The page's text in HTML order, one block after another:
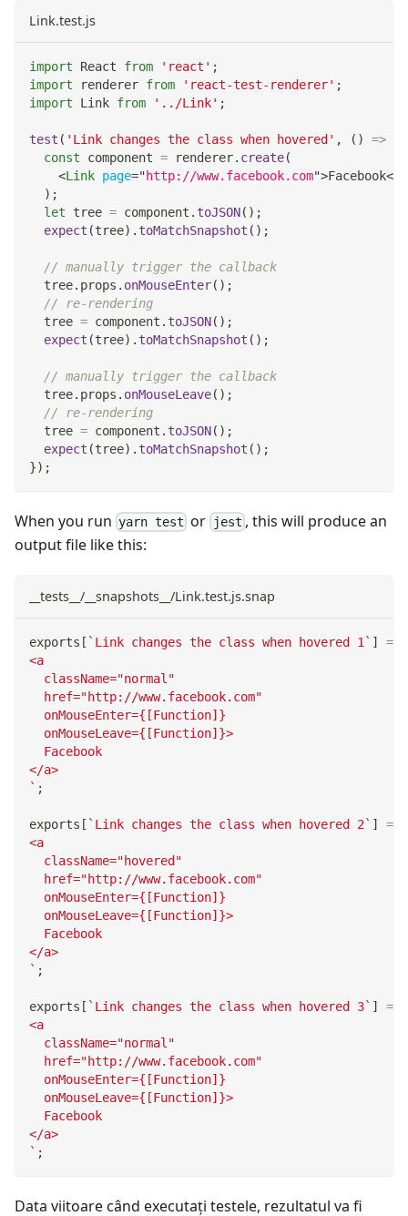
Link.test.js
import React from 'react' ;
import
renderer from 'react-test-renderer' ;
import
Link from '../Link' ;
test ( 'Link changes the class when hovered' , ( ) =>
const component = renderer. create(
<Link page="http://www.facebook.com">Facebook</
) ;
let tree = component . toJSON( ) ;
expect (tree) . toMatchSnapshot ( ) ;
// manually trigger the callback
  tree
. props . onMouseEnter( ) ;
// re-rendering
  tree
= component . toJSON( ) ;
expect (tree) . toMatchSnapshot ( ) ;
// manually trigger the callback
  tree
. props . onMouseLeave( ) ;
// re-rendering
  tree
= component . toJSON( ) ;
expect (tree) . toMatchSnapshot ( ) ;
}) ;
When you run yarn test or jest , this will produce an
output file like this:
__tests__/__snapshots__/Link.test.js.snap
exports [ ` Link changes the class when hovered 1` ] =
<a
  className="normal"
  href="http://www.facebook.com"
  onMouseEnter={[Function]}
  onMouseLeave={[Function]}>
  Facebook
</a>
` ;
exports [ ` Link changes the class when hovered 2` ] =
<a
  className="hovered"
  href="http://www.facebook.com"
  onMouseEnter={[Function]}
  onMouseLeave={[Function]}>
  Facebook
</a>
` ;
exports [ ` Link changes the class when hovered 3` ] =
<a
  className="normal"
  href="http://www.facebook.com"
  onMouseEnter={[Function]}
  onMouseLeave={[Function]}>
  Facebook
</a>
` ;
Data viitoare când executaţi testele, rezultatul va fi